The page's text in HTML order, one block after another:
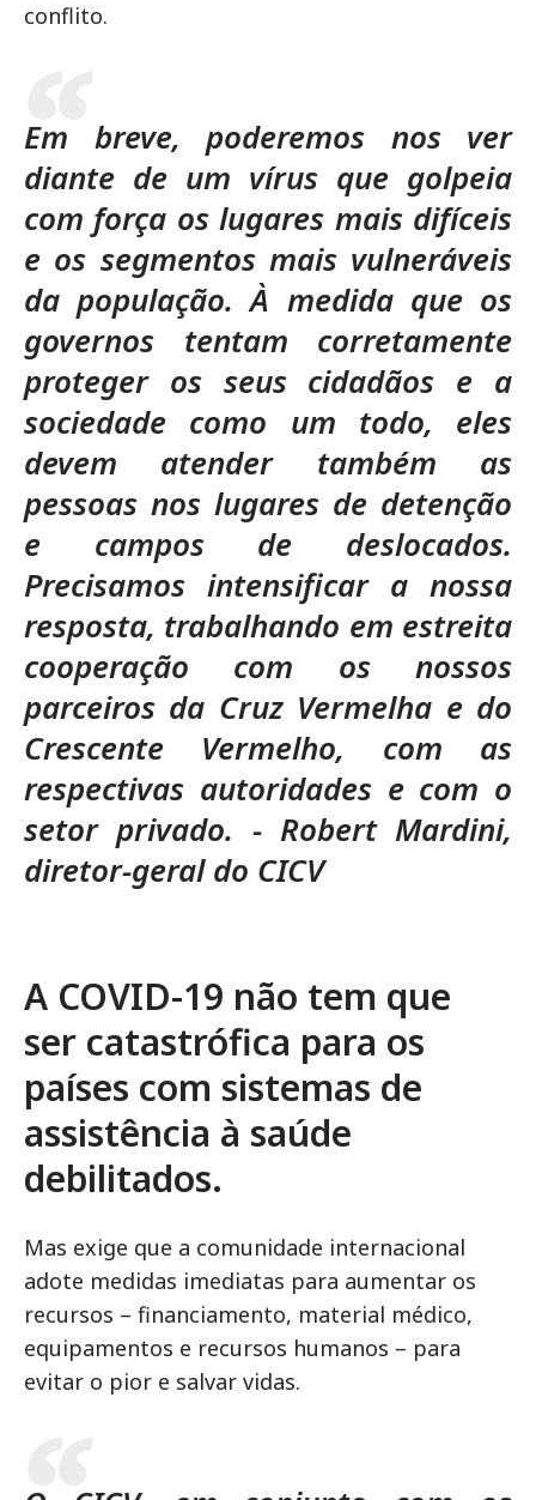
conflito.
Em breve, poderemos nos ver
diante de um vírus que golpeia
com força os lugares mais difíceis
e os segmentos mais vulneráveis
da população. À medida que os
governos tentam corretamente
proteger os seus cidadãos e a
sociedade como um todo, eles
devem atender também as
pessoas nos lugares de detenção
e campos de deslocados.
Precisamos intensificar a nossa
resposta, trabalhando em estreita
cooperação com os nossos
parceiros da Cruz Vermelha e do
Crescente Vermelho, com as
respectivas autoridades e com o
setor privado. - Robert Mardini,
diretor-geral do CICV
A COVID-19 não tem que
ser catastrófica para os
países com sistemas de
assistência à saúde
debilitados.
Mas exige que a comunidade internacional
adote medidas imediatas para aumentar os
recursos – financiamento, material médico,
equipamentos e recursos humanos – para
evitar o pior e salvar vidas.